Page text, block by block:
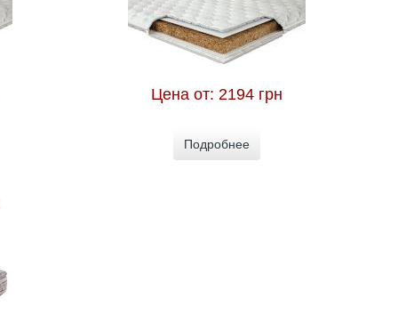
Цена от: 2194 грн
Подробнее